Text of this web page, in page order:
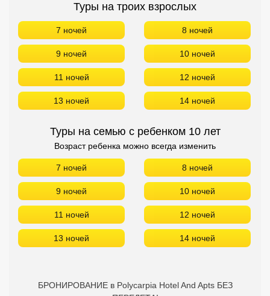
Туры на троих взрослых
7 ночей 8 ночей
9 ночей 10 ночей
11 ночей 12 ночей
13 ночей 14 ночей
Туры на семью с ребенком 10 лет
Возраст ребенка можно всегда изменить
7 ночей 8 ночей
9 ночей 10 ночей
11 ночей 12 ночей
13 ночей 14 ночей
БРОНИРОВАНИЕ в Polycarpia Hotel And Apts БЕЗ